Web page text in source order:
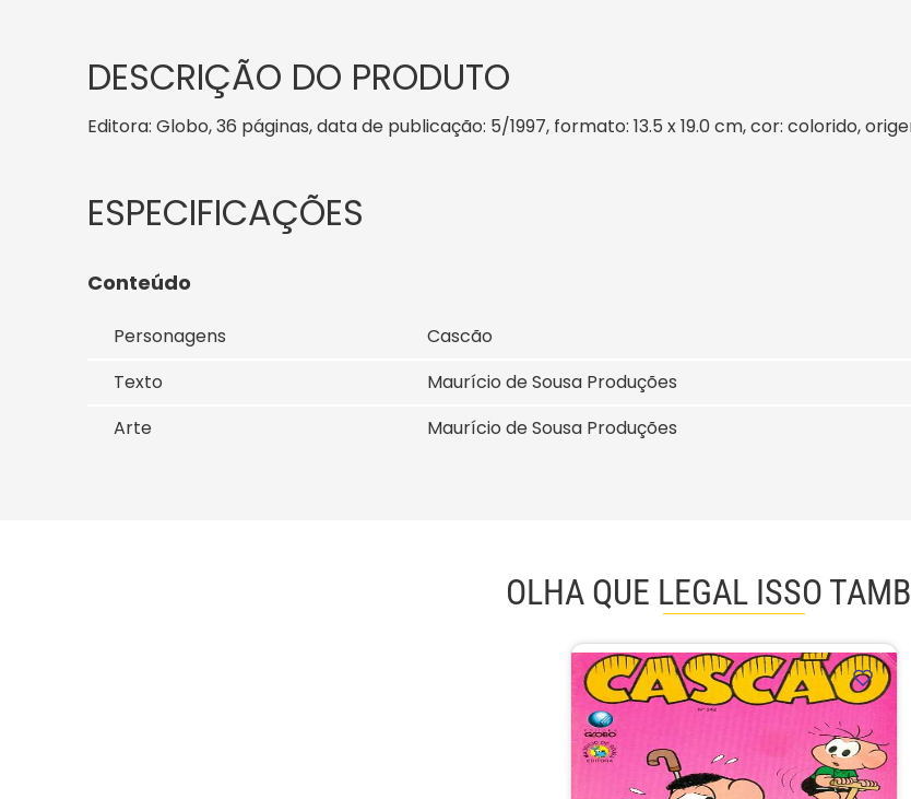
DESCRIÇÃO DO PRODUTO
Editora: Globo, 36 páginas, data de publicação: 5/1997, formato: 13.5 x 19.0 cm, cor: colorido,
Conteúdo
Personagens
Cascão
Texto
Maurício de Sousa Produções
Arte
Maurício de Sousa Produções
OLHA QUE LEGAL ISSO